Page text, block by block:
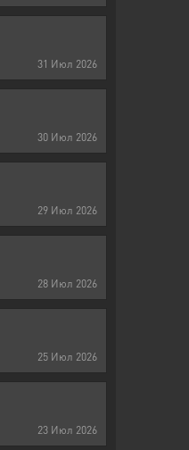
31 Июл 2026
30 Июл 2026
29 Июл 2026
28 Июл 2026
25 Июл 2026
23 Июл 2026